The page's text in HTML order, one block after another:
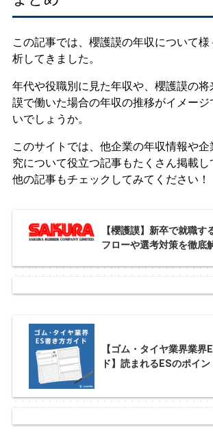
この記事では、櫻護謨の年収について
析してきました。
年代や役職別に見た年収や、櫻護謨の
謨で働いた場合の年収の推移がイメージ
いでしょうか。
このサイトでは、他企業の年収情報や
究について役立つ記事もたくさん掲載
他の記事もチェックしてみてください！
【櫻護謨】新卒で就職す
フローや選考対策を徹底
【ゴム・タイヤ業界業界
ド】読まれるESのポイン